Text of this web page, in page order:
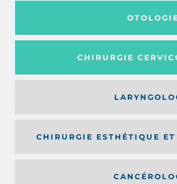
OTOLOGIE
CHIRURGIE
CHIRURGIE ESTHÉTIQUE